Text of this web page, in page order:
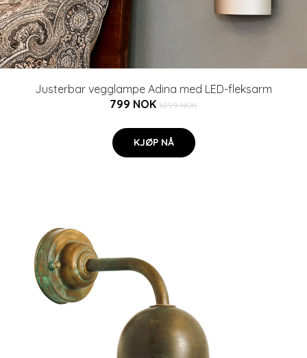
Justerbar vegglampe Adina med LED-fleksarm
799 NOK 1099 NOK
KJØP NÅ